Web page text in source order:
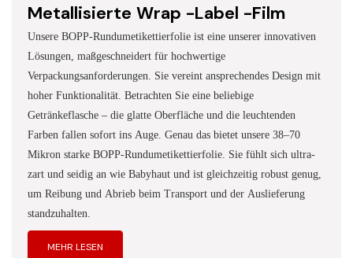
Metallisierte Wrap -Label -Film
Unsere BOPP-Rundumetikettierfolie ist eine unserer innovativen
Lösungen, maßgeschneidert für hochwertige
Verpackungsanforderungen. Sie vereint ansprechendes Design mit
hoher Funktionalität. Betrachten Sie eine beliebige
Getränkeflasche – die glatte Oberfläche und die leuchtenden
Farben fallen sofort ins Auge. Genau das bietet unsere 38–70
Mikron starke BOPP-Rundumetikettierfolie. Sie fühlt sich ultra-
zart und seidig an wie Babyhaut und ist gleichzeitig robust genug,
um Reibung und Abrieb beim Transport und der Auslieferung
standzuhalten.
MEHR LESEN